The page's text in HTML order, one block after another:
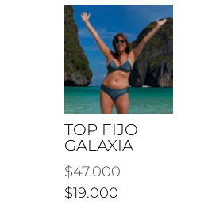
TOP FIJO
GALAXIA
$47.000El
$19.000El